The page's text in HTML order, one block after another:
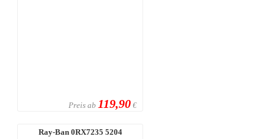
Preis ab 119,90 €
Ray-Ban 0RX7235 5204